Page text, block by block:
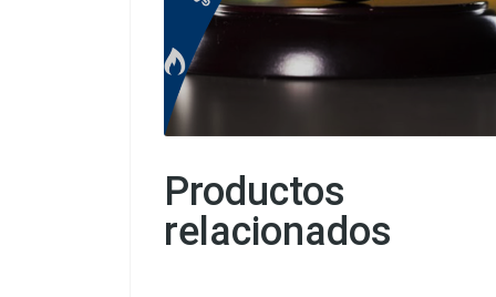
Productos
relacionados